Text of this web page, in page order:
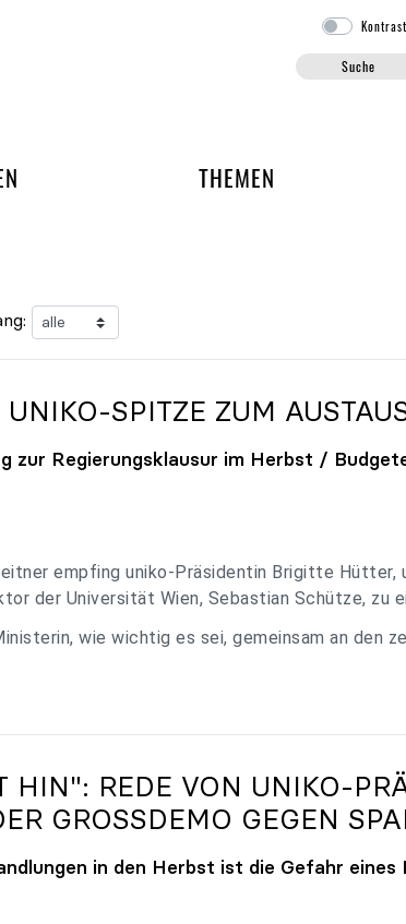
Kontrast
Suche
UND ARBEITSGRUPPEN DER UNIKO
THEMEN
UNIKO-SPITZE ZUM
zur Regierungsklausur im Herbst /
empfing uniko-Präsidentin Brigitte Hütter,
der Universität Wien, Sebastian Schütze, zu
wie wichtig es sei, gemeinsam an den
HIN": REDE VON UNIKO-
GROSSDEMO GEGEN
in den Herbst ist die Gefahr eines